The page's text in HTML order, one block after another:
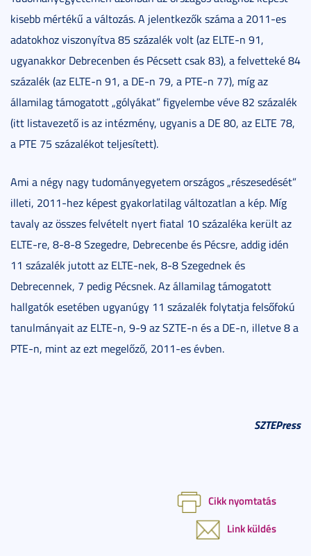
kisebb mértékű a változás. A jelentkezők száma a 2011-es
adatokhoz viszonyítva 85 százalék volt (az ELTE-n 91,
ugyanakkor Debrecenben és Pécsett csak 83), a felvetteké 84
százalék (az ELTE-n 91, a DE-n 79, a PTE-n 77), míg az
államilag támogatott „gólyákat” figyelembe véve 82 százalék
(itt listavezető is az intézmény, ugyanis a DE 80, az ELTE 78,
a PTE 75 százalékot teljesített).
Ami a négy nagy tudományegyetem országos „részesedését”
illeti, 2011-hez képest gyakorlatilag változatlan a kép. Míg
tavaly az összes felvételt nyert fiatal 10 százaléka került az
ELTE-re, 8-8-8 Szegedre, Debrecenbe és Pécsre, addig idén
11 százalék jutott az ELTE-nek, 8-8 Szegednek és
Debrecennek, 7 pedig Pécsnek. Az államilag támogatott
hallgatók esetében ugyanúgy 11 százalék folytatja felsőfokú
tanulmányait az ELTE-n, 9-9 az SZTE-n és a DE-n, illetve 8 a
PTE-n, mint az ezt megelőző, 2011-es évben.
SZTEPress
Cikk nyomtatás
Link küldés